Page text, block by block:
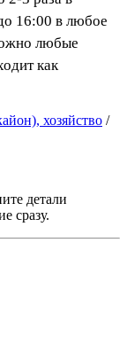
16:00 в любое
любые
как
хозяйство /
детали
сразу.